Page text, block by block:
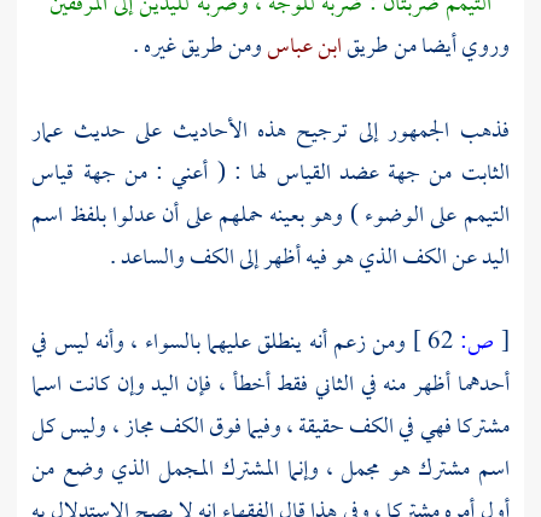
وروي أيضا من طريقابن عباسومن طريق غيره .
فذهب الجمهور إلى ترجيح هذه الأحاديث على حديث عمار
الثابت من جهة عضد القياس لها : ( أعني : من جهة قياس
التيمم على الوضوء ) وهو بعينه حملهم على أن عدلوا بلفظ اسم
اليد عن الكف الذي هو فيه أظهر إلى الكف والساعد .
[ص:
ومن زعم أنه ينطلق عليهما بالسواء ، وأنه ليس في
أحدهما أظهر منه في الثاني فقط أخطأ ، فإن اليد وإن كانت اسما
مشتركا فهي في الكف حقيقة ، وفيما فوق الكف مجاز ، وليس كل
اسم مشترك هو مجمل ، وإنما المشترك المجمل الذي وضع من